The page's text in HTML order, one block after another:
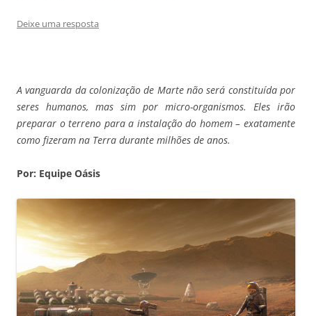
Deixe uma resposta
A vanguarda da colonização de Marte não será constituída por
seres humanos, mas sim por micro-organismos. Eles irão
preparar o terreno para a instalação do homem – exatamente
como fizeram na Terra durante milhões de anos.
Por: Equipe Oásis